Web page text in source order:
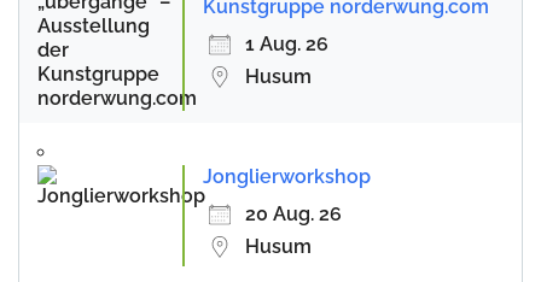
Kunstgruppe norderwung.com
1 Aug. 26
Husum
Jonglierworkshop
20 Aug. 26
Husum